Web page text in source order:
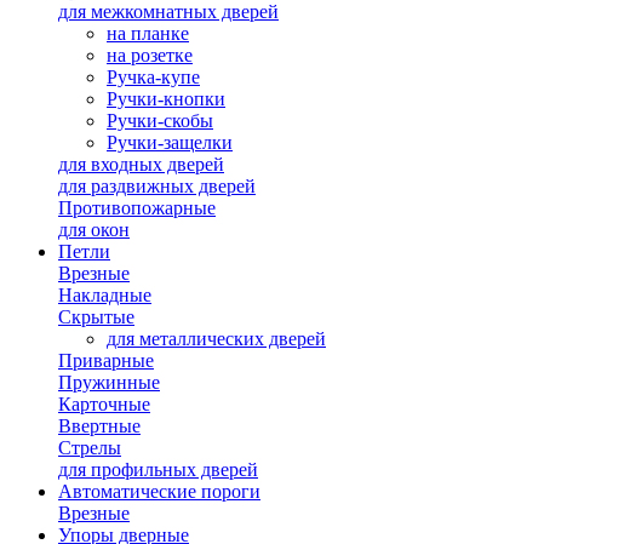
для межкомнатных дверей
на планке
на розетке
Ручка-купе
Ручки-кнопки
Ручки-скобы
Ручки-защелки
для входных дверей
для раздвижных дверей
Противопожарные
для окон
Петли
Врезные
Накладные
Скрытые
для металлических дверей
Приварные
Пружинные
Карточные
Ввертные
Стрелы
для профильных дверей
Автоматические пороги
Врезные
Упоры дверные